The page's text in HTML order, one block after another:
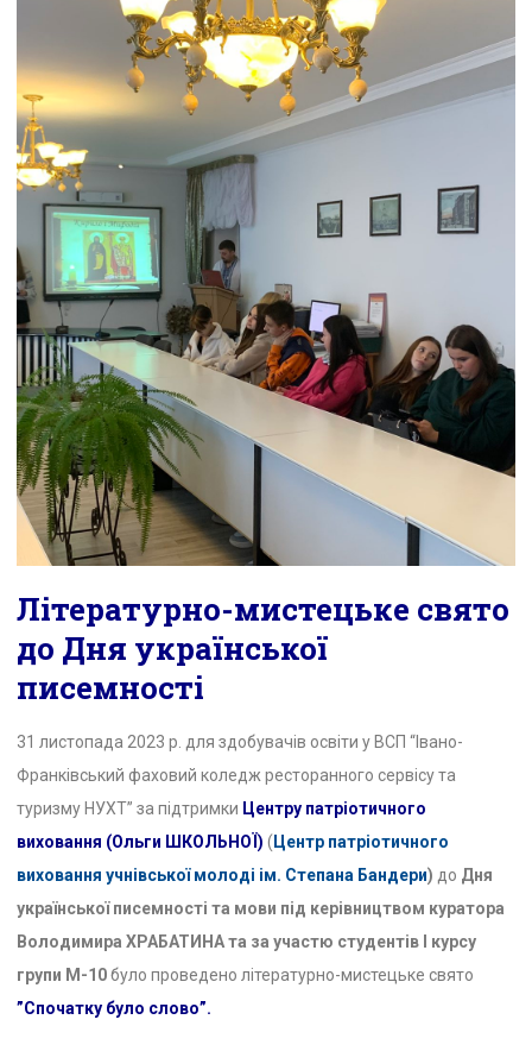
Літературно-мистецьке свято
до Дня української
писемності
31 листопада 2023 р. для здобувачів освіти у ВСП “Івано-
Франківський фаховий коледж ресторанного сервісу та
туризму НУХТ” за підтримки Центру патріотичного
виховання (Ольги ШКОЛЬНОЇ) ( Центр патріотичного
виховання учнівської молоді ім. Степана Бандери) до Дня
української писемності та мови під керівництвом куратора
Володимира ХРАБАТИНА та за участю студентів І курсу
групи М-10було проведено літературно-мистецьке свято
”Спочатку було слово”.